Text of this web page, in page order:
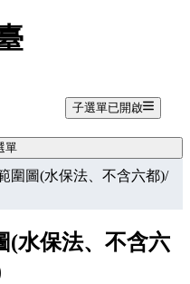
子選單已開啟
單
圍圖(水保法、不含六都)/
(水保法、不含六